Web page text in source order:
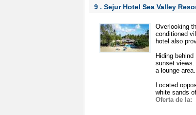
9 . Sejur Hotel Sea Valley
Overlooking
conditioned
hotel also
Hiding
sunset views.
a lounge
Located
white sands
Oferta de la: